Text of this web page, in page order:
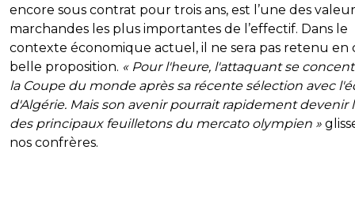
encore sous contrat pour trois ans, est l’une des
marchandes les plus importantes de l’effectif. Dans le
contexte économique actuel, il ne sera pas retenu en
belle proposition. « Pour l'heure, l'attaquant se
la Coupe du monde après sa récente sélection avec
d'Algérie. Mais son avenir pourrait rapidement devenir
des principaux feuilletons du mercato olympien »
nos confrères.